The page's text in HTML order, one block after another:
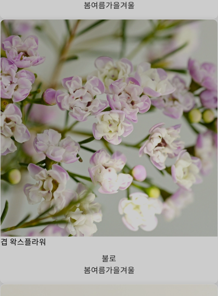
봄여름가을겨울
겹 왁스플라워
불로
봄여름가을겨울